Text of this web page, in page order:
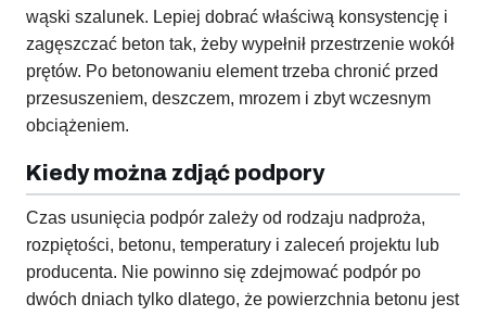
wąski szalunek. Lepiej dobrać właściwą konsystencję i
zagęszczać beton tak, żeby wypełnił przestrzenie wokół
prętów. Po betonowaniu element trzeba chronić przed
przesuszeniem, deszczem, mrozem i zbyt wczesnym
obciążeniem.
Kiedy można zdjąć podpory
Czas usunięcia podpór zależy od rodzaju nadproża,
rozpiętości, betonu, temperatury i zaleceń projektu lub
producenta. Nie powinno się zdejmować podpór po
dwóch dniach tylko dlatego, że powierzchnia betonu jest